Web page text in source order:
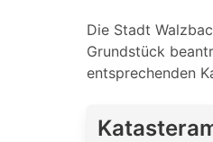
Die Stadt
Grundstück
entsprechenden